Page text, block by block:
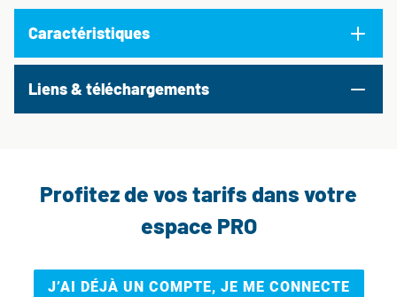
Caractéristiques
Liens & téléchargements
Profitez de vos tarifs dans votre
espace PRO
J’AI DÉJÀ UN COMPTE, JE ME CONNECTE